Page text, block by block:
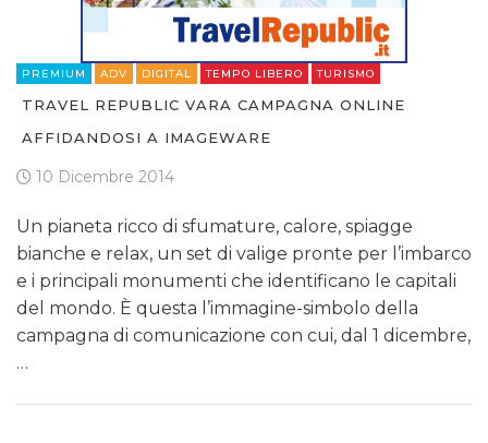
PREMIUM ADV DIGITAL TEMPO LIBERO TURISMO
TRAVEL REPUBLIC VARA CAMPAGNA ONLINE
AFFIDANDOSI A IMAGEWARE
10 Dicembre 2014
Un pianeta ricco di sfumature, calore, spiagge
bianche e relax, un set di valige pronte per l’imbarco
e i principali monumenti che identificano le capitali
del mondo. È questa l’immagine-simbolo della
campagna di comunicazione con cui, dal 1 dicembre,
…